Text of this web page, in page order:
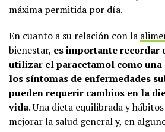
máxima permitida por día.
En cuanto a su relación con la
bienestar, es importante recordar
utilizar el paracetamol como una
los síntomas de enfermedades
pueden requerir cambios en la
vida. Una dieta equilibrada y
mejorar la salud general y, en